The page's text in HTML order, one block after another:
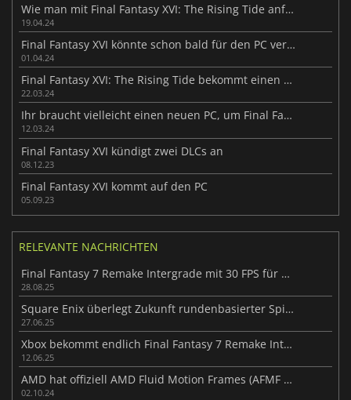
Wie man mit Final Fantasy XVI: The Rising Tide anfängt
19.04.24
Final Fantasy XVI könnte schon bald für den PC veröffentlicht werden
01.04.24
Final Fantasy XVI: The Rising Tide bekommt einen Veröffentlichungstermin
22.03.24
Ihr braucht vielleicht einen neuen PC, um Final Fantasy XVI zu spielen
12.03.24
Final Fantasy XVI kündigt zwei DLCs an
08.12.23
Final Fantasy XVI kommt auf den PC
05.09.23
RELEVANTE NACHRICHTEN
Final Fantasy 7 Remake Intergrade mit 30 FPS für Switch 2 bestätigt
28.08.25
Square Enix überlegt Zukunft rundenbasierter Spiele nach Clair Obscur
27.06.25
Xbox bekommt endlich Final Fantasy 7 Remake Intergrade
12.06.25
AMD hat offiziell AMD Fluid Motion Frames (AFMF 2) zusammen mit den 24.9.1 Treibern veröffentlicht
02.10.24